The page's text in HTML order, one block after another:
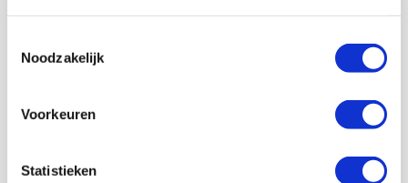
Noodzakelijk
Voorkeuren
Statistieken